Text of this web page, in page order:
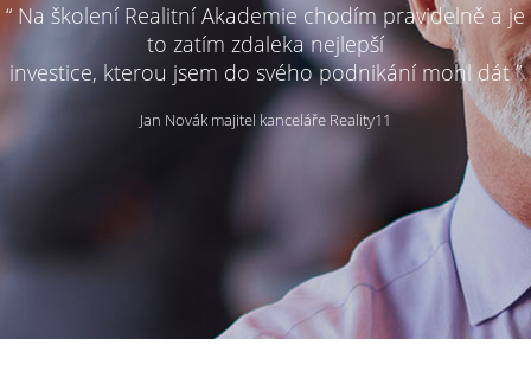
“ Na školení Realitní Akademie chodím pravidelně a je
to zatím zdaleka nejlepší
investice, kterou jsem do svého podnikání mohl dát ”
Jan Novák majitel kanceláře Reality11